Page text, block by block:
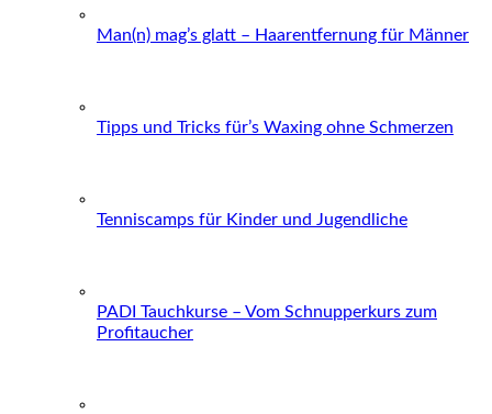
Man(n) mag’s glatt – Haarentfernung für Männer
Tipps und Tricks für’s Waxing ohne Schmerzen
Tenniscamps für Kinder und Jugendliche
PADI Tauchkurse – Vom Schnupperkurs zum
Profitaucher